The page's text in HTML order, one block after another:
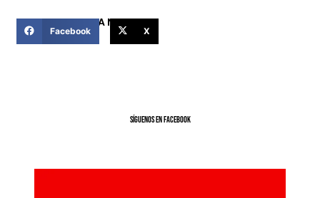
COMPARTIR ESTA NOTICIA
Facebook X
SíGUENOS EN FACEBOOK